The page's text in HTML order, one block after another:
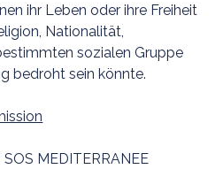
ihr Leben oder ihre Freiheit
Nationalität,
sozialen Gruppe
bedroht sein könnte.
MEDITERRANEE